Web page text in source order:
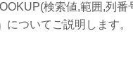
検索値,範囲,列番
ついてご説明します。